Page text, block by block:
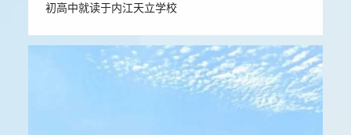
初高中就读于内江天立学校